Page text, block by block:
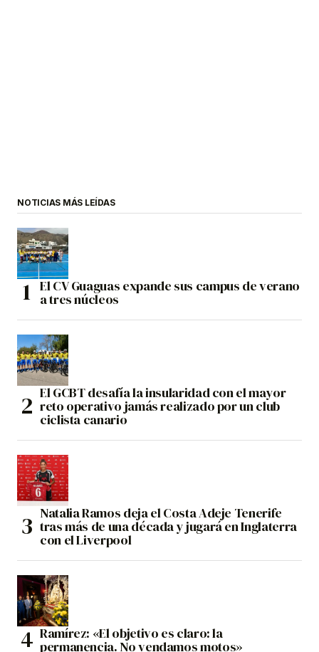
NOTICIAS MÁS LEÍDAS
El CV Guaguas expande sus campus de verano
a tres núcleos
El GCBT desafía la insularidad con el mayor
reto operativo jamás realizado por un club
ciclista canario
Natalia Ramos deja el Costa Adeje Tenerife
tras más de una década y jugará en Inglaterra
con el Liverpool
Ramírez: «El objetivo es claro: la
permanencia. No vendamos motos»